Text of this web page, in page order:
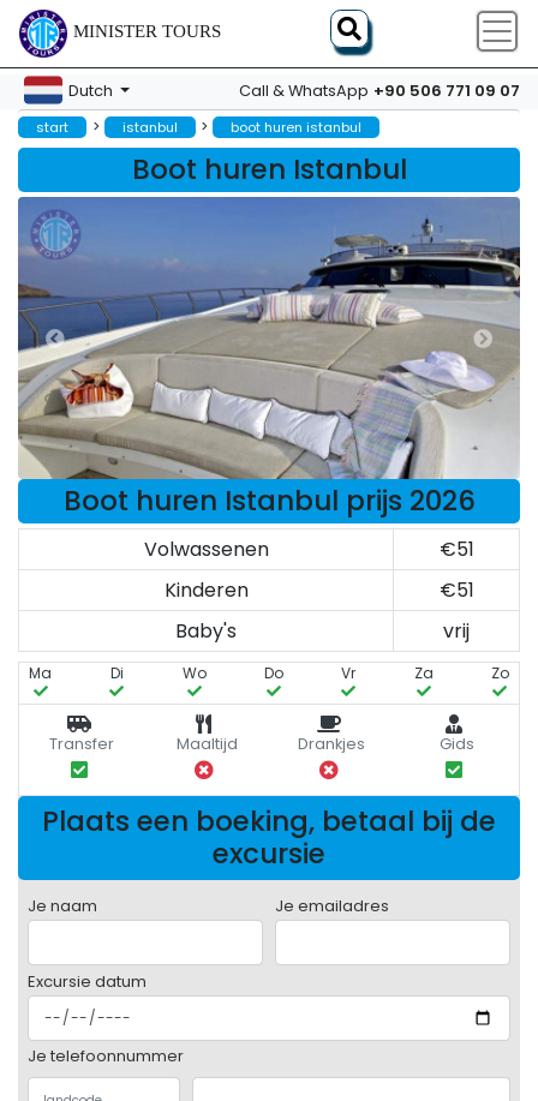
MINISTER TOURS
Dutch Call & WhatsApp +90 506 771 09 07
start > istanbul > boot huren istanbul
Boot huren Istanbul
Boot huren Istanbul prijs 2026
Volwassenen
€51
Kinderen
€51
Baby's
vrij
Ma Di Wo Do Vr Za Zo
Transfer Maaltijd Drankjes Gids
Plaats een boeking, betaal bij de
excursie
Je naam Je emailadres
Excursie datum
Je telefoonnummer